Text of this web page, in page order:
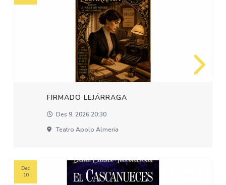
FIRMADO LEJÁRRAGA
Des 9, 2026 20:30
Teatro Apolo Almeria
Dec
10